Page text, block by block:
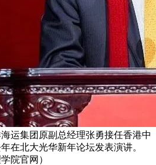
运集团原副总经理张勇接任香港中
在北大光华新年论坛发表演讲。
院官网）